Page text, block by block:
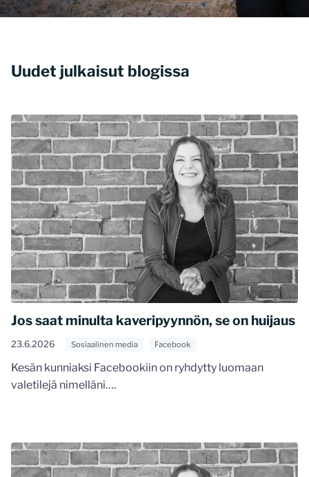
Uudet julkaisut blogissa
Jos saat minulta kaveripyynnön, se on huijaus
23.6.2026 Sosiaalinen media Facebook
Kesän kunniaksi Facebookiin on ryhdytty luomaan
valetilejä nimelläni….